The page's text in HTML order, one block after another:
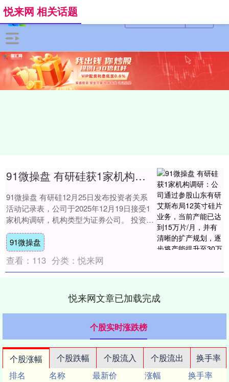
悦来网 相关话题
91微操盘 有研硅获1家机构调研：公司通过参股山东有研艾斯布局12英寸硅片业务，当前产能已达到15万片/月，并有清晰的扩产规划，逐步将产能提升至30万片/月（附调研问答）
91微操盘 有研硅12月25日发布投资者关系
活动记录表，公司于2025年12月19日接受1
家机构调研，机构类型为证券公司。 投资者
关系活动主要内容介绍： 一、公....
91微操盘
查看： 113 分类：悦来网
悦来网文章已加载完成
个股实时涨跌榜
个股涨幅 个股跌幅 个股流入 个股流出
换手率
排名
名称 最新价 涨幅
换手率